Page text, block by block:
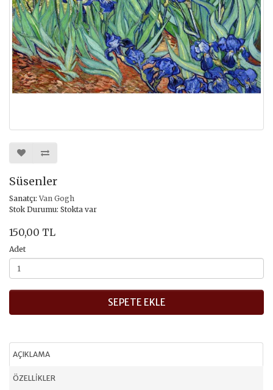
Süsenler
Sanatçı:Van Gogh
Stok Durumu: Stokta var
150,00 TL
Adet
SEPETE EKLE
AÇIKLAMA
ÖZELLIKLER